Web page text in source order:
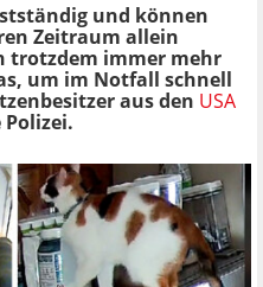
und können
Zeitraum allein
trotzdem immer mehr
um im Notfall schnell
aus den USA